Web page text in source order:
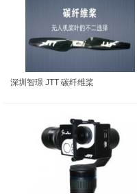
深圳智璟 JTT 碳纤维桨